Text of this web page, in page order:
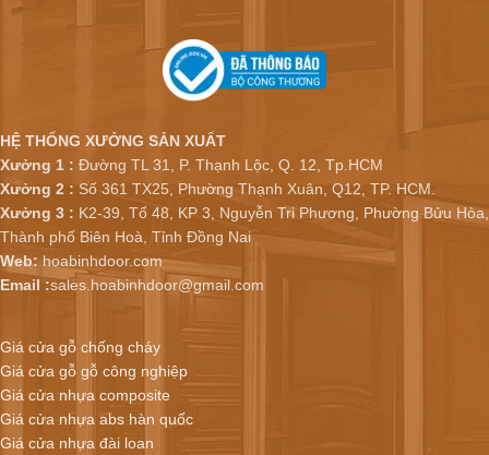
HỆ THỐNG XƯỞNG SẢN XUẤT
Xưởng 1 : Đường TL 31, P. Thạnh Lộc, Q. 12, Tp.HCM
Xưởng 2 : Số 361 TX25, Phường Thạnh Xuân, Q12, TP. HCM.
Xưởng 3 : K2-39, Tổ 48, KP 3, Nguyễn Tri Phương, Phường Bửu Hòa,
Thành phố Biên Hoà, Tỉnh Đồng Nai
Web: hoabinhdoor.com
Email :sales.hoabinhdoor@gmail.com
Giá cửa gỗ chống cháy
Giá cửa gỗ gỗ công nghiệp
Giá cửa nhựa composite
Giá cửa nhựa abs hàn quốc
Giá cửa nhựa đài loan